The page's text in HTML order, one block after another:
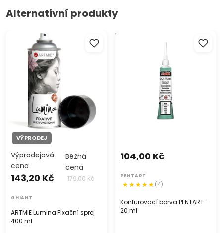
Alternativní produkty
ARTMIE Lumina Fixační sprej
400 ml
VÝPRODEJ
ARTMIE Lumina Fixační sprej
400 ml
Výprodejová
cena
143,20 Kč
Běžná
cena
179,00 Kč
GHIANT
Konturovací barva PENTART
Konturovací barva PENTART -
20 ml
104,00 Kč
PENTART
(4)